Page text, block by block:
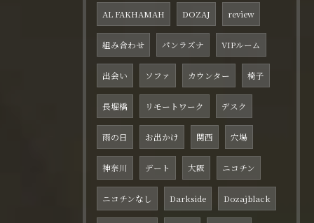
AL FAKHAMAH DOZAJ review
組み合わせ パンラズナ VIPルーム
出会い ソファ カウンター 椅子
長堀橋 リモートワーク デスク
雨の日 お出かけ 関西 穴場
神奈川 デート 大阪 ニコチン
ニコチンなし Darkside Dozajblack